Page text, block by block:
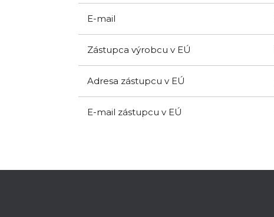
E-mail
Zástupca výrobcu v EÚ
Adresa zástupcu v EÚ
E-mail zástupcu v EÚ